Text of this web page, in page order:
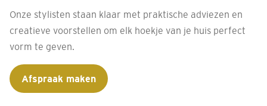
Onze stylisten staan klaar met praktische adviezen en
creatieve voorstellen om elk hoekje van je huis perfect
vorm te geven.
Afspraak maken